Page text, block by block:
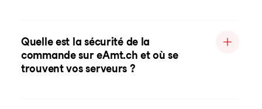
Quelle est la sécurité de la
commande sur eAmt.ch et où se
trouvent vos serveurs ?